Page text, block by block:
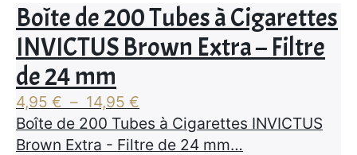
Boîte de 200 Tubes à Cigarettes
INVICTUS Brown Extra – Filtre
de 24 mm
4,95 € – 14,95 €
de
prix :
Boîte de 200 Tubes à Cigarettes INVICTUS
Brown Extra - Filtre de 24 mm…